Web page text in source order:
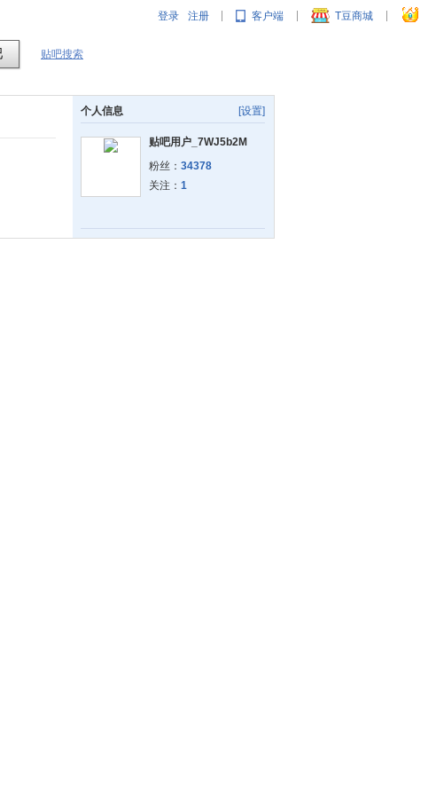
登录 注册 | 客户端 | T豆商城 |
贴吧搜索
[设置]
个人信息
贴吧用户_7WJ5b2M
粉丝： 34378
关注： 1